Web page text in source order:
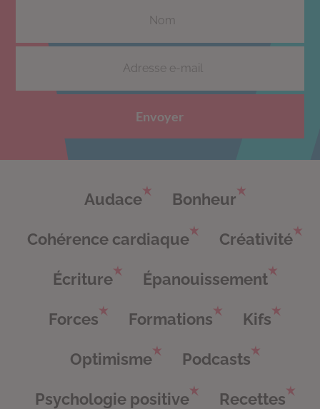
Envoyer
Audace Bonheur
Cohérence cardiaque Créativité
Écriture Épanouissement
Forces Formations Kifs
Optimisme Podcasts
Psychologie positive Recettes